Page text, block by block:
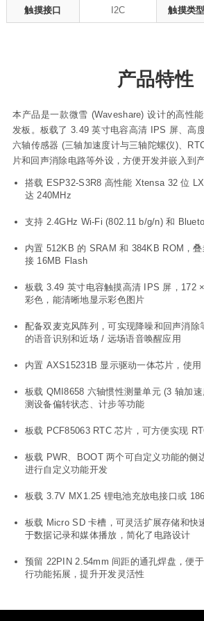
触摸接口 I2C 触摸类型
产品特性
本产品是一款微雪 (Waveshare) 设计的高性
发板。板载了 3.49 英寸电容高清 IPS 屏、高
六轴传感器 (三轴加速度计与三轴陀螺仪)、
片和回声消除电路等外设，方便开发并嵌入到产
搭载 ESP32-S3R8 高性能 Xtensa 32 位
达 240MHz
支持 2.4GHz Wi-Fi (802.11 b/g/n) 和
内置 512KB 的 SRAM 和 384KB ROM，
接 16MB Flash
板载 3.49 英寸电容触摸高清 IPS 屏，172
彩色，能清晰地显示彩色图片
配备双麦克风阵列，可实现降噪和回声消除
的语音识别和近场 / 远场语音唤醒应用
内置 AXS15231B 显示驱动一体芯片，使
板载 QMI8658 六轴惯性测量单元 (3 轴加
测设备偏转状态、计步等功能
板载 PCF85063 RTC 芯片，可方便实现
板载 PWR、BOOT 两个可自定义功能的侧
进行自定义功能开发
板载 3.7V MX1.25 锂电池充放电接口或
板载 Micro SD 卡槽，可灵活扩展存储和快
于数据记录和媒体播放，简化了电路设计
预留 22PIN 2.54mm 间距的通孔焊盘，便
行功能拓展，提升开发灵活性